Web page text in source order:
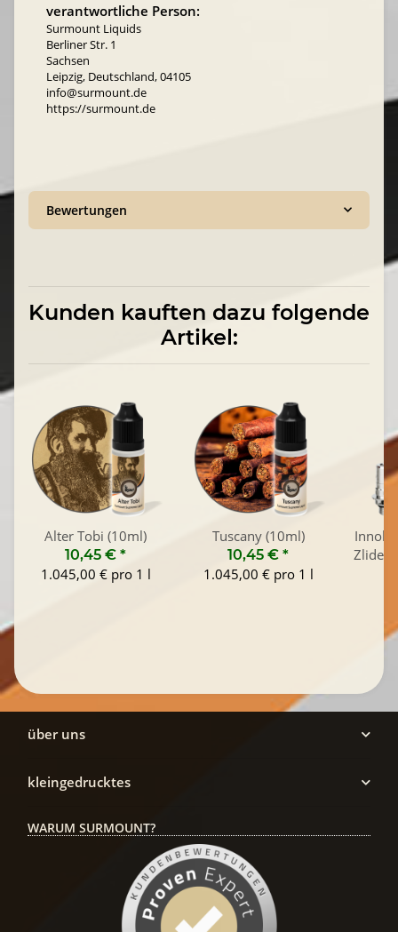
verantwortliche Person:
Surmount Liquids
Berliner Str. 1
Sachsen
Leipzig, Deutschland, 04105
info@surmount.de
https://surmount.de
Bewertungen
Kunden kauften dazu folgende
Artikel:
Alter Tobi (10ml)
10,45 € *
1.045,00 € pro 1 l
Tuscany (10ml)
10,45 € *
1.045,00 € pro 1 l
Zlide
über uns
kleingedrucktes
WARUM SURMOUNT?